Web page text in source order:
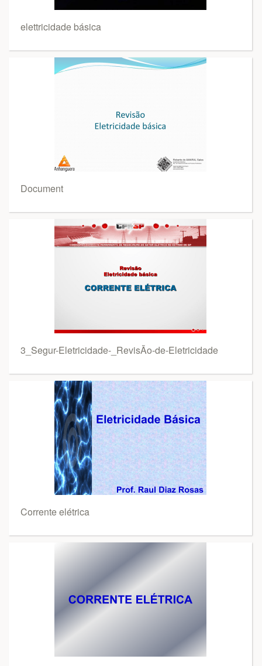
elettricidade básica
Document
3_Segur-Eletricidade-_RevisÃo-de-Eletricidade
Corrente elétrica